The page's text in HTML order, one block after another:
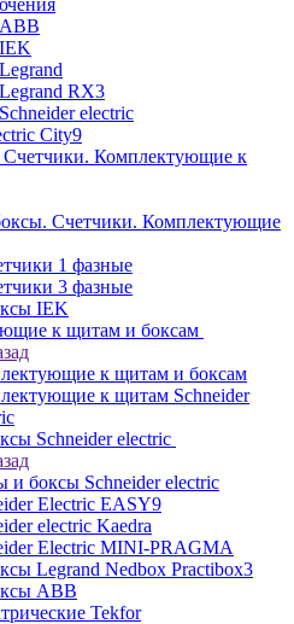
RX3
electric
City9
Комплектующие к
Счетчики. Комплектующие
1 фазные
3 фазные
IEK
к щитам и боксам
к щитам и боксам
к щитам Schneider
Schneider electric
боксы Schneider electric
Electric EASY9
electric Kaedra
Electric MINI-PRAGMA
Legrand Nedbox Practibox3
ABB
Tekfor